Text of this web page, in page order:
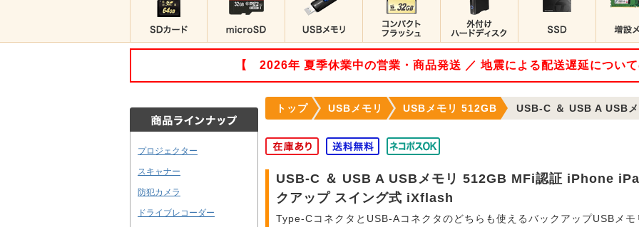
【 2026年 夏季休業中の営業・商品発送 ／ 地震による配送遅延につい
プロジェクター
スキャナー
防犯カメラ
ドライブレコーダー
トップ USBメモリ USBメモリ 512GB USB-C ＆ USB A USBメモリ 512GB MFi認
USB-C ＆ USB A USBメモリ 512GB MFi認証 iPhone
クアップ スイング式 iXflash
Type-CコネクタとUSB-Aコネクタのどちらも使えるバックアップUSBメ